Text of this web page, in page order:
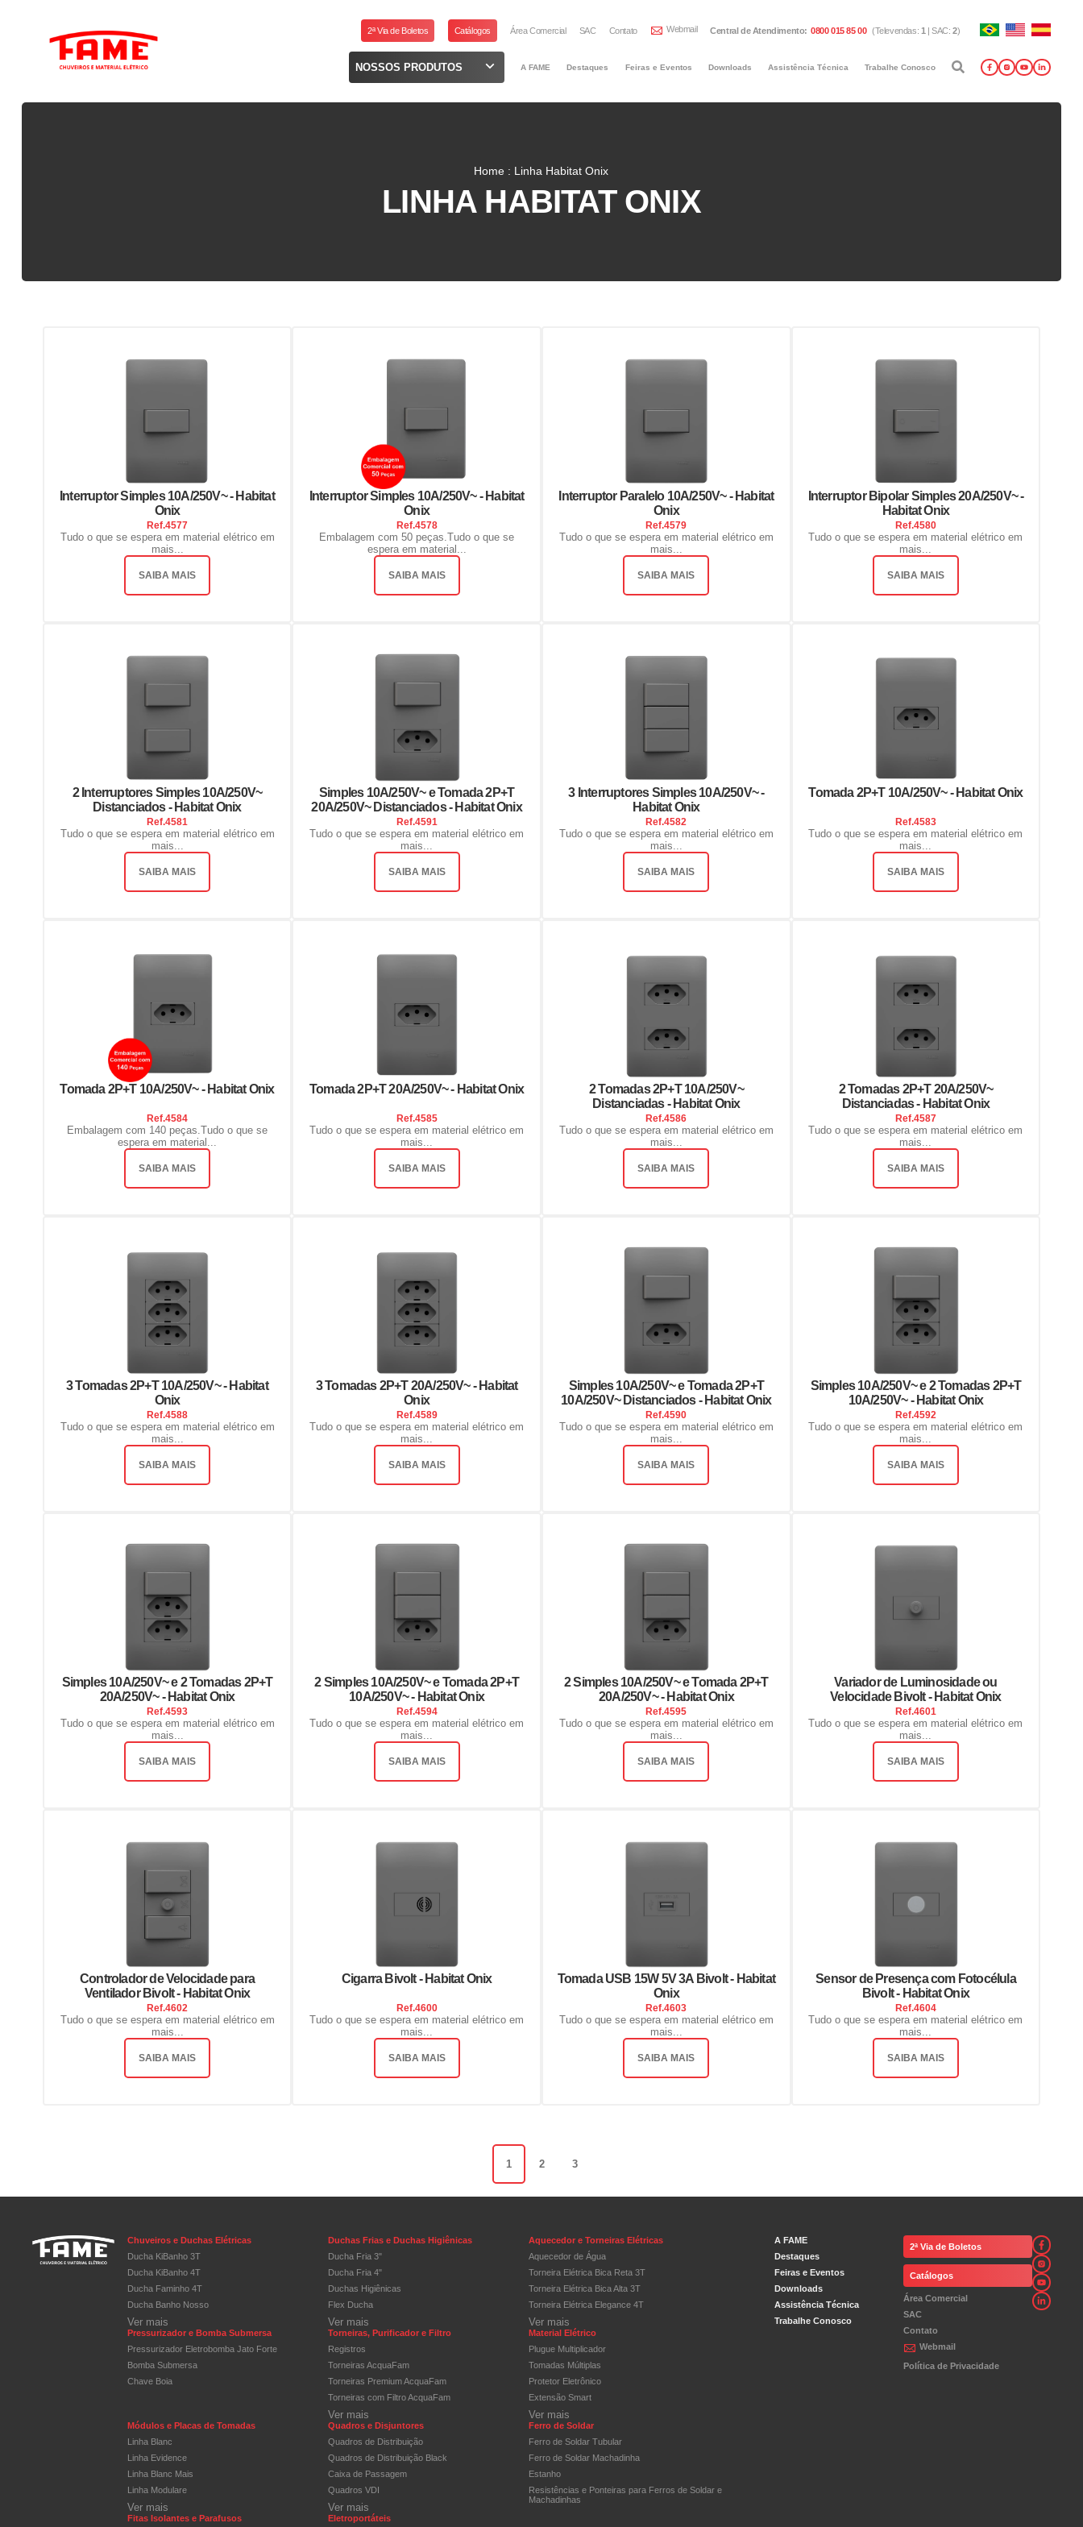
2ª Via de Boletos Catálogos Área Comercial SAC Contato Webmail Central de Atendimento: 0800 015 85 00 (Televendas: 1 |SAC: 2)
NOSSOS PRODUTOS A FAME Destaques Feiras e Eventos Downloads Assistência Técnica Trabalhe Conosco
Home : Linha Habitat Onix
LINHA HABITAT ONIX
Interruptor Simples 10A/250V~ - Habitat
Onix
Ref.4577
Tudo o que se espera em material elétrico em
mais...
SAIBA MAIS
Interruptor Simples 10A/250V~ - Habitat
Onix
Ref.4578
Embalagem com 50 peças.Tudo o que se
espera em material...
SAIBA MAIS
Interruptor Paralelo 10A/250V~ - Habitat
Onix
Ref.4579
Tudo o que se espera em material elétrico em
mais...
SAIBA MAIS
Interruptor Bipolar Simples 20A/250V~ -
Habitat Onix
Ref.4580
Tudo o que se espera em material elétrico em
mais...
SAIBA MAIS
2 Interruptores Simples 10A/250V~
Distanciados - Habitat Onix
Ref.4581
Tudo o que se espera em material elétrico em
mais...
SAIBA MAIS
Simples 10A/250V~ e Tomada 2P+T
20A/250V~ Distanciados - Habitat Onix
Ref.4591
Tudo o que se espera em material elétrico em
mais...
SAIBA MAIS
3 Interruptores Simples 10A/250V~ -
Habitat Onix
Ref.4582
Tudo o que se espera em material elétrico em
mais...
SAIBA MAIS
Tomada 2P+T 10A/250V~ - Habitat Onix
Ref.4583
Tudo o que se espera em material elétrico em
mais...
SAIBA MAIS
Tomada 2P+T 10A/250V~ - Habitat Onix
Ref.4584
Embalagem com 140 peças.Tudo o que se
espera em material...
SAIBA MAIS
Tomada 2P+T 20A/250V~ - Habitat Onix
Ref.4585
Tudo o que se espera em material elétrico em
mais...
SAIBA MAIS
2 Tomadas 2P+T 10A/250V~
Distanciadas - Habitat Onix
Ref.4586
Tudo o que se espera em material elétrico em
mais...
SAIBA MAIS
2 Tomadas 2P+T 20A/250V~
Distanciadas - Habitat Onix
Ref.4587
Tudo o que se espera em material elétrico em
mais...
SAIBA MAIS
3 Tomadas 2P+T 10A/250V~ - Habitat
Onix
Ref.4588
Tudo o que se espera em material elétrico em
mais...
SAIBA MAIS
3 Tomadas 2P+T 20A/250V~ - Habitat
Onix
Ref.4589
Tudo o que se espera em material elétrico em
mais...
SAIBA MAIS
Simples 10A/250V~ e Tomada 2P+T
10A/250V~ Distanciados - Habitat Onix
Ref.4590
Tudo o que se espera em material elétrico em
mais...
SAIBA MAIS
Simples 10A/250V~ e 2 Tomadas 2P+T
10A/250V~ - Habitat Onix
Ref.4592
Tudo o que se espera em material elétrico em
mais...
SAIBA MAIS
Simples 10A/250V~ e 2 Tomadas 2P+T
20A/250V~ - Habitat Onix
Ref.4593
Tudo o que se espera em material elétrico em
mais...
SAIBA MAIS
2 Simples 10A/250V~ e Tomada 2P+T
10A/250V~ - Habitat Onix
Ref.4594
Tudo o que se espera em material elétrico em
mais...
SAIBA MAIS
2 Simples 10A/250V~ e Tomada 2P+T
20A/250V~ - Habitat Onix
Ref.4595
Tudo o que se espera em material elétrico em
mais...
SAIBA MAIS
Variador de Luminosidade ou
Velocidade Bivolt - Habitat Onix
Ref.4601
Tudo o que se espera em material elétrico em
mais...
SAIBA MAIS
Controlador de Velocidade para
Ventilador Bivolt - Habitat Onix
Ref.4602
Tudo o que se espera em material elétrico em
mais...
SAIBA MAIS
Cigarra Bivolt - Habitat Onix
Ref.4600
Tudo o que se espera em material elétrico em
mais...
SAIBA MAIS
Tomada USB 15W 5V 3A Bivolt - Habitat
Onix
Ref.4603
Tudo o que se espera em material elétrico em
mais...
SAIBA MAIS
Sensor de Presença com Fotocélula
Bivolt - Habitat Onix
Ref.4604
Tudo o que se espera em material elétrico em
mais...
SAIBA MAIS
1 2 3
Chuveiros e Duchas Elétricas
Ducha KiBanho 3T
Ducha KiBanho 4T
Ducha Faminho 4T
Ducha Banho Nosso
Ver mais
Duchas Frias e Duchas Higiênicas
Ducha Fria 3"
Ducha Fria 4"
Duchas Higiênicas
Flex Ducha
Ver mais
Aquecedor e Torneiras Elétricas
Aquecedor de Água
Torneira Elétrica Bica Reta 3T
Torneira Elétrica Bica Alta 3T
Torneira Elétrica Elegance 4T
Ver mais
Pressurizador e Bomba Submersa
Pressurizador Eletrobomba Jato Forte
Bomba Submersa
Chave Boia
Torneiras, Purificador e Filtro
Registros
Torneiras AcquaFam
Torneiras Premium AcquaFam
Torneiras com Filtro AcquaFam
Ver mais
Material Elétrico
Plugue Multiplicador
Tomadas Múltiplas
Protetor Eletrônico
Extensão Smart
Ver mais
Módulos e Placas de Tomadas
Linha Blanc
Linha Evidence
Linha Blanc Mais
Linha Modulare
Ver mais
Quadros e Disjuntores
Quadros de Distribuição
Quadros de Distribuição Black
Caixa de Passagem
Quadros VDI
Ver mais
Ferro de Soldar
Ferro de Soldar Tubular
Ferro de Soldar Machadinha
Estanho
Resistências e Ponteiras para Ferros de Soldar e
Machadinhas
Fitas Isolantes e Parafusos
Eletroportáteis
A FAME
Destaques
Feiras e Eventos
Downloads
Assistência Técnica
Trabalhe Conosco
2ª Via de Boletos
Catálogos
Área Comercial
SAC
Contato
Webmail
Política de Privacidade